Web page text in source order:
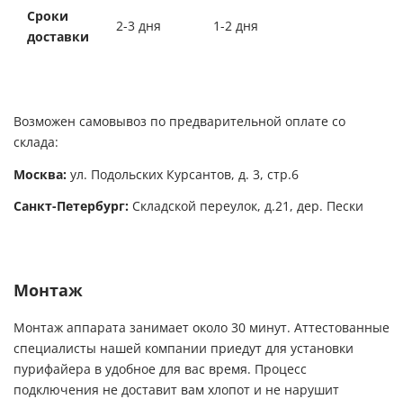
Сроки
доставки
2-3 дня 1-2 дня
Возможен самовывоз по предварительной оплате со
склада:
Москва: ул. Подольских Курсантов, д. 3, стр.6
Санкт-Петербург: Складской переулок, д.21, дер. Пески
Монтаж
Монтаж аппарата занимает около 30 минут. Аттестованные
специалисты нашей компании приедут для установки
пурифайера в удобное для вас время. Процесс
подключения не доставит вам хлопот и не нарушит